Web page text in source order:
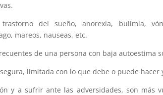
trastorno del sueño, anorexia, bulimia,
mareos, nauseas, etc.
de una persona con baja autoestima
limitada con lo que debe o puede hacer
y a sufrir ante las adversidades, son más